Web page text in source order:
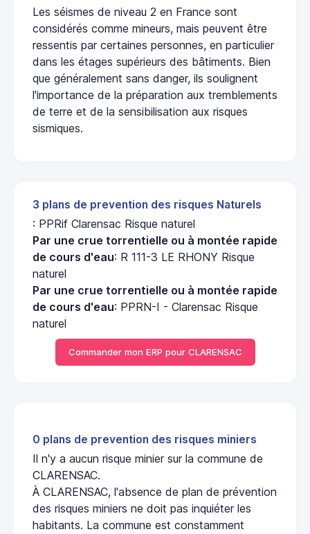
Les séismes de niveau 2 en France sont
considérés comme mineurs, mais peuvent être
ressentis par certaines personnes, en particulier
dans les étages supérieurs des bâtiments. Bien
que généralement sans danger, ils soulignent
l'importance de la préparation aux tremblements
de terre et de la sensibilisation aux risques
sismiques.
3 plans de prevention des risques Naturels
: PPRif Clarensac Risque naturel
Par une crue torrentielle ou à montée rapide
de cours d'eau: R 111-3 LE RHONY Risque
naturel
Par une crue torrentielle ou à montée rapide
de cours d'eau: PPRN-I - Clarensac Risque
naturel
Commander mon ERP pour CLARENSAC
0 plans de prevention des risques miniers
Il n'y a aucun risque minier sur la commune de
CLARENSAC.
À CLARENSAC, l'absence de plan de prévention
des risques miniers ne doit pas inquiéter les
habitants. La commune est constamment